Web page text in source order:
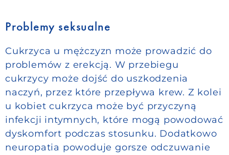
Problemy seksualne
Cukrzyca u mężczyzn może prowadzić do
problemów z erekcją. W przebiegu
cukrzycy może dojść do uszkodzenia
naczyń, przez które przepływa krew. Z kolei
u kobiet cukrzyca może być przyczyną
infekcji intymnych, które mogą powodować
dyskomfort podczas stosunku. Dodatkowo
neuropatia powoduje gorsze odczuwanie